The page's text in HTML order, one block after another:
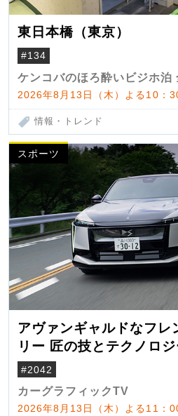
東日本橋（東京）
#134
ケンコバのほろ酔いビジホ泊
2026年8月13日（木）よる10：
情報・トレンド
スポーツ
アヴァンギャルドなフレ
リー 匠の技とテクノロ
界観
#2042
カーグラフィックTV
2026年8月13日（木）よる11：